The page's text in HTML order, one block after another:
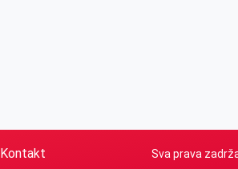
Kontakt Sva prava